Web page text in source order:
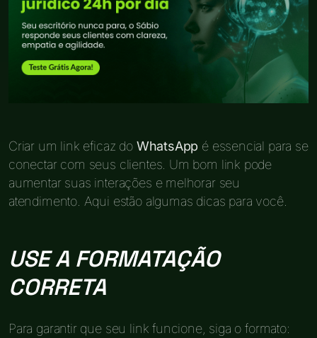
Criar um link eficaz do WhatsApp é essencial para se
conectar com seus clientes. Um bom link pode
aumentar suas interações e melhorar seu
atendimento. Aqui estão algumas dicas para você.
USE A FORMATAÇÃO
CORRETA
Para garantir que seu link funcione, siga o formato: